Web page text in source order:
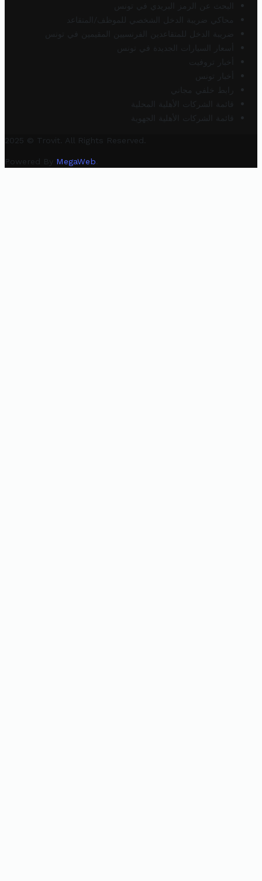
البحث عن الرمز البريدي في تونس
محاكي ضريبة الدخل الشخصي للموظف/المتقاعد
ضريبة الدخل للمتقاعدين الفرنسيين المقيمين في تونس
أسعار السيارات الجديدة في تونس
أخبار تروفيت
أخبار تونس
رابط خلفي مجاني
قائمة الشركات الأهلية المحلية
قائمة الشركات الأهلية الجهوية
2025 © Trovit. All Rights Reserved.
Powered By MegaWeb